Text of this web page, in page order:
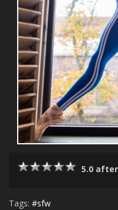
5.0
Tags: #sfw